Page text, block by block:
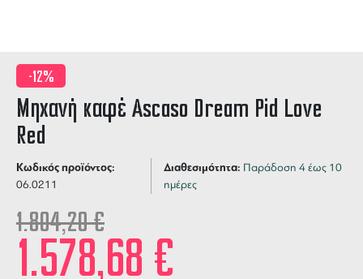
-12%
Μηχανή καφέ Ascaso Dream Pid Love
Red
Κωδικός προϊόντος:
06.0211
Διαθεσιμότητα: Παράδοση 4 έως 10
ημέρες
1.804,20€
1.578,68€